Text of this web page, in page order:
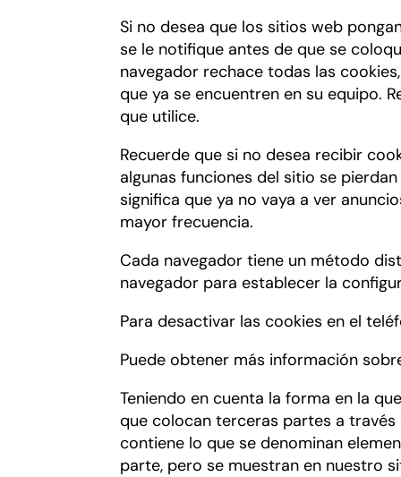
Si no desea que los sitios web
se le notifique antes de que se
navegador rechace todas las
que ya se encuentren en su equipo.
que utilice.
Recuerde que si no desea recibir
algunas funciones del sitio se
significa que ya no vaya a ver
mayor frecuencia.
Cada navegador tiene un método
navegador para establecer la
Para desactivar las cookies en el
Puede obtener más información
Teniendo en cuenta la forma en la
que colocan terceras partes a
contiene lo que se denominan
parte, pero se muestran en nuestro